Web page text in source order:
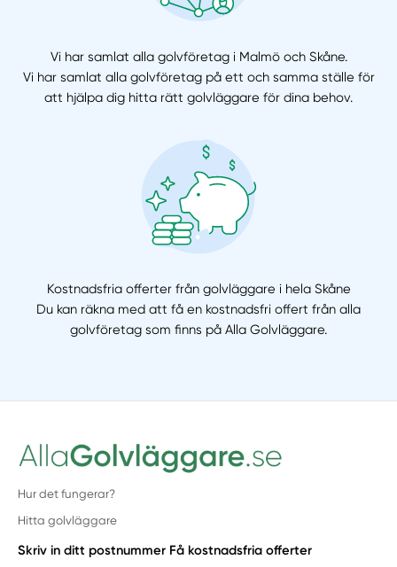
Vi har samlat alla golvföretag i Malmö och Skåne.
Vi har samlat alla golvföretag på ett och samma ställe för
att hjälpa dig hitta rätt golvläggare för dina behov.
Kostnadsfria offerter från golvläggare i hela Skåne
Du kan räkna med att få en kostnadsfri offert från alla
golvföretag som finns på Alla Golvläggare.
Hur det fungerar?
Hitta golvläggare
Skriv in ditt postnummer Få kostnadsfria offerter